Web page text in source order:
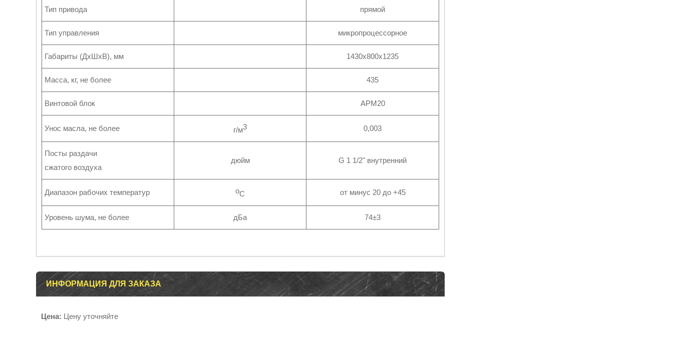
Тип привода прямой
Тип управления микропроцессорное
Габариты (ДхШхВ), мм 1430х800х1235
Масса, кг, не более 435
Винтовой блок АРМ20
Унос масла, не более г/м3 0,003
Посты раздачи
сжатого воздуха
дюйм G 1 1/2" внутренний
Диапазон рабочих температур оС от минус 20 до +45
Уровень шума, не более дБа 74±3
ИНФОРМАЦИЯ ДЛЯ ЗАКАЗА
Цена: Цену уточняйте